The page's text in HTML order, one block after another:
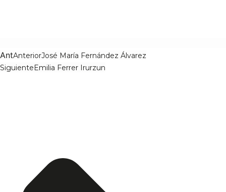
AntAnteriorJosé María Fernández Álvarez
SiguienteEmilia Ferrer Irurzun